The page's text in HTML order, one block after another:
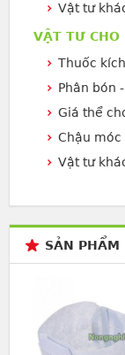
Vật tư
VẬT TƯ CHO
Thuốc
Phân bón
Giá thể
Chậu móc
Vật tư
SẢN PHẨM